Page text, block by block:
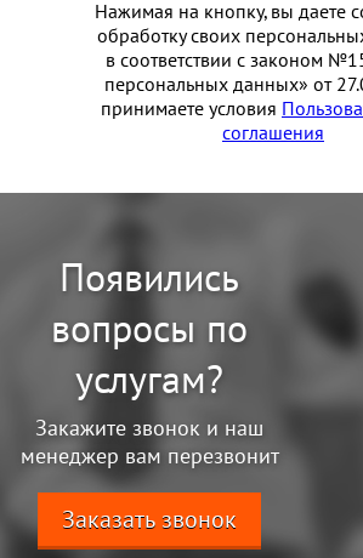
Нажимая на кнопку, вы даете
обработку своих
в соответствии с законом
персональных данных» от
принимаете условия
соглашения
Появились
вопросы по
услугам?
Закажите звонок и наш
менеджер вам перезвонит
Заказать звонок